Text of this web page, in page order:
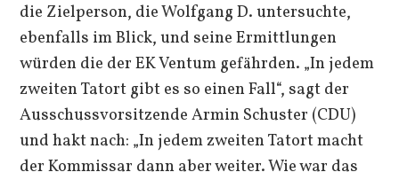
die Zielperson, die Wolfgang D. untersuchte,
ebenfalls im Blick, und seine Ermittlungen
würden die der EK Ventum gefährden. „In jedem
zweiten Tatort gibt es so einen Fall“, sagt der
Ausschussvorsitzende Armin Schuster (CDU)
und hakt nach: „In jedem zweiten Tatort macht
der Kommissar dann aber weiter. Wie war das